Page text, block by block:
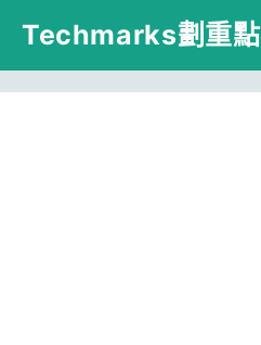
跳
主
Techmarks劃重點